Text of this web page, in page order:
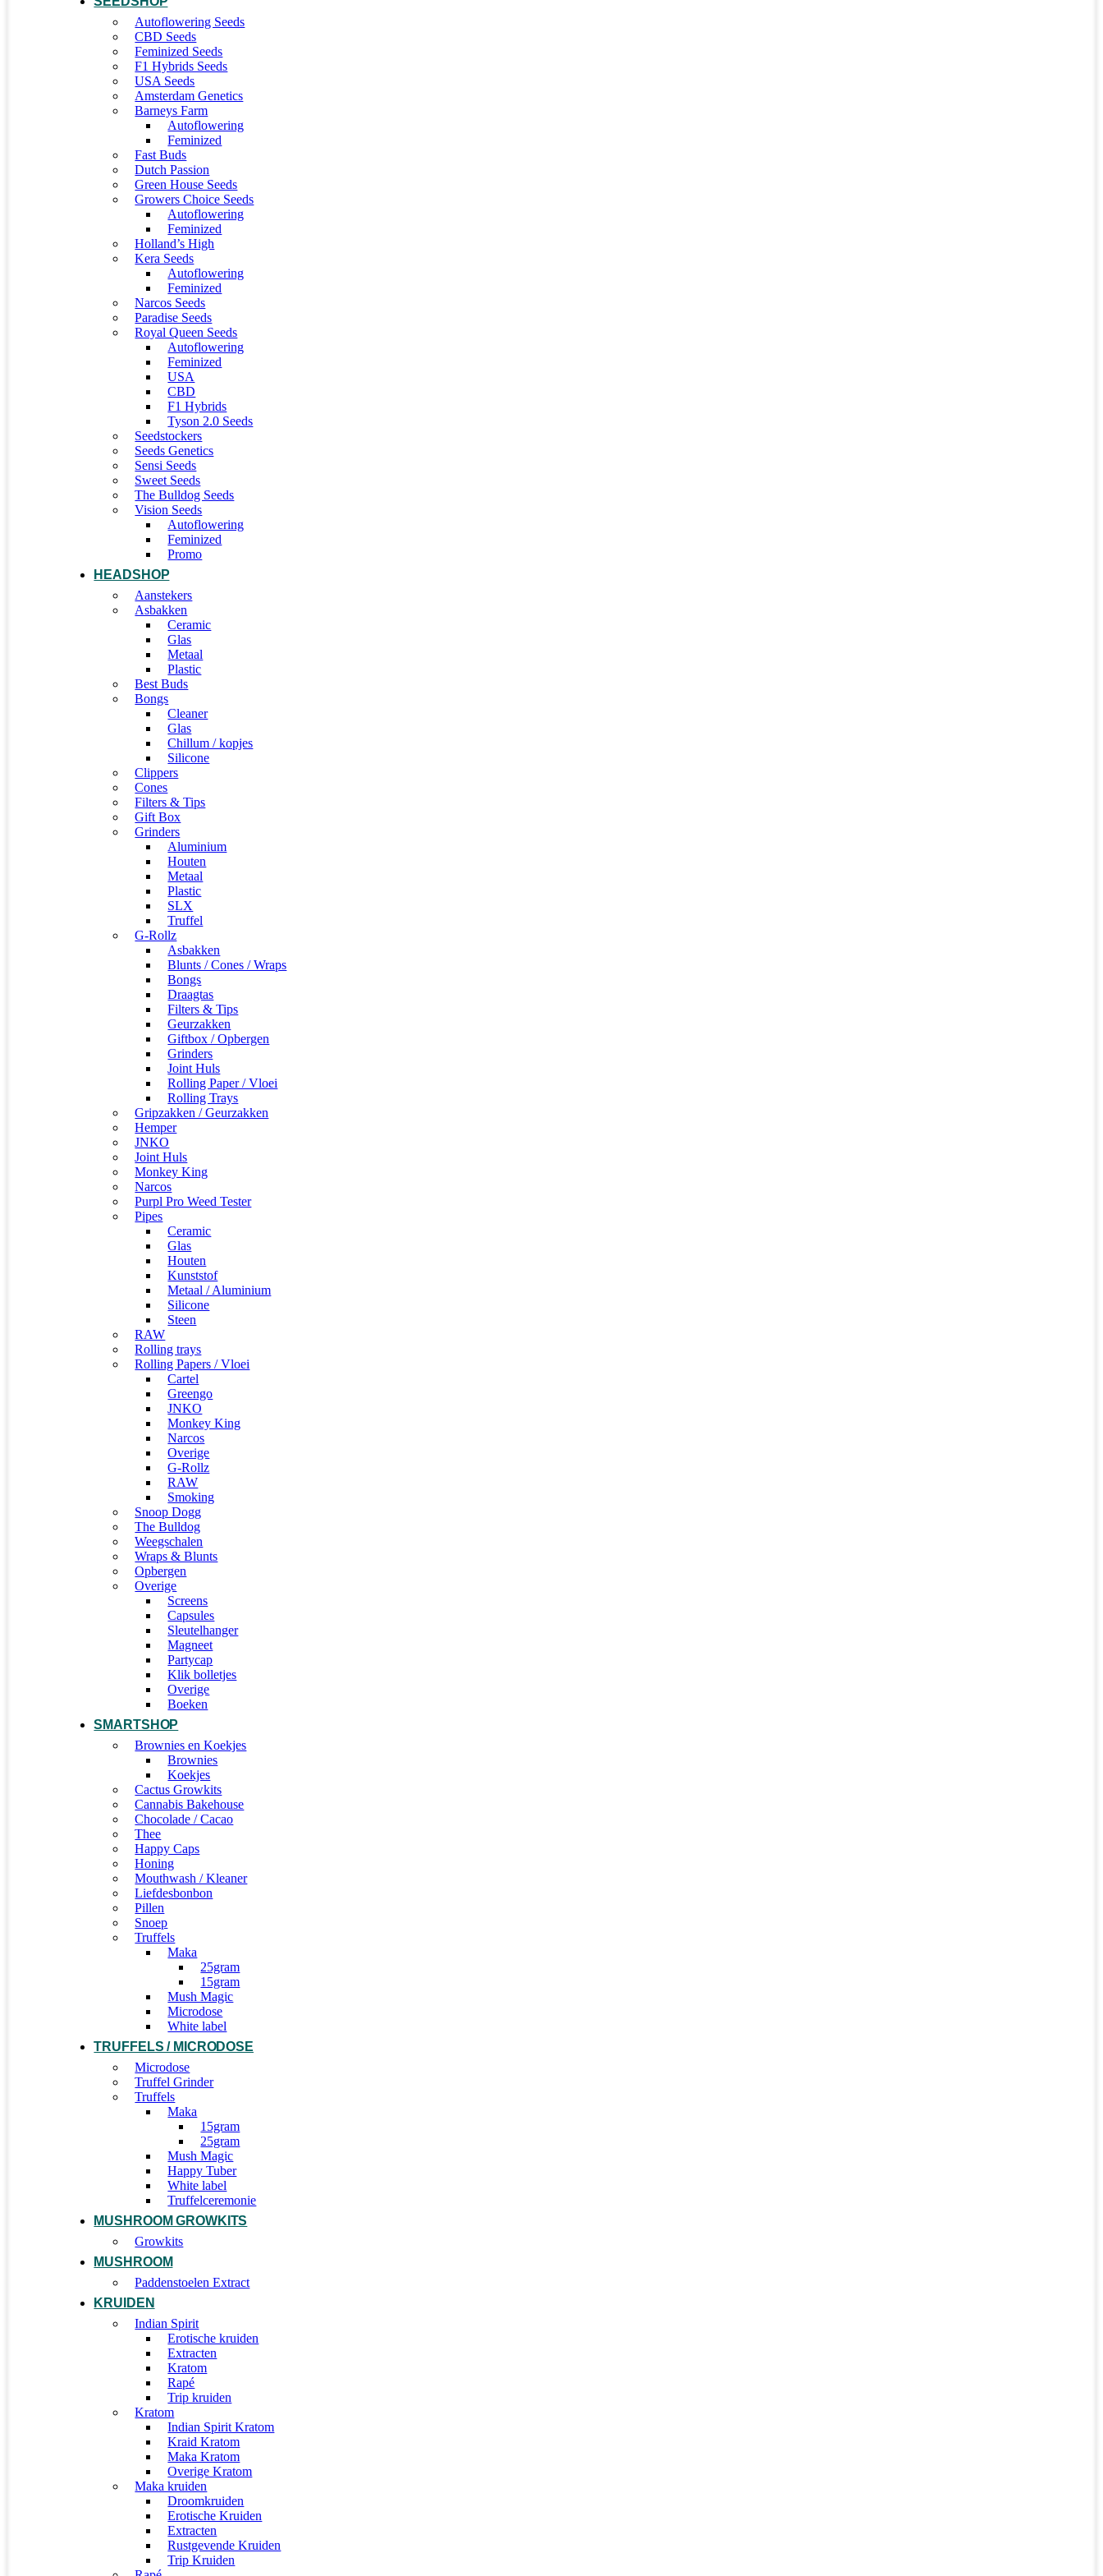
Autoflowering Seeds
CBD Seeds
Feminized Seeds
F1 Hybrids Seeds
USA Seeds
Amsterdam Genetics
Barneys Farm
Autoflowering
Feminized
Fast Buds
Dutch Passion
Green House Seeds
Growers Choice Seeds
Autoflowering
Feminized
Holland’s High
Kera Seeds
Autoflowering
Feminized
Narcos Seeds
Paradise Seeds
Royal Queen Seeds
Autoflowering
Feminized
USA
CBD
F1 Hybrids
Tyson 2.0 Seeds
Seedstockers
Seeds Genetics
Sensi Seeds
Sweet Seeds
The Bulldog Seeds
Vision Seeds
Autoflowering
Feminized
Promo
HEADSHOP
Aanstekers
Asbakken
Ceramic
Glas
Metaal
Plastic
Best Buds
Bongs
Cleaner
Glas
Chillum / kopjes
Silicone
Clippers
Cones
Filters & Tips
Gift Box
Grinders
Aluminium
Houten
Metaal
Plastic
SLX
Truffel
G-Rollz
Asbakken
Blunts / Cones / Wraps
Bongs
Draagtas
Filters & Tips
Geurzakken
Giftbox / Opbergen
Grinders
Joint Huls
Rolling Paper / Vloei
Rolling Trays
Gripzakken / Geurzakken
Hemper
JNKO
Joint Huls
Monkey King
Narcos
Purpl Pro Weed Tester
Pipes
Ceramic
Glas
Houten
Kunststof
Metaal / Aluminium
Silicone
Steen
RAW
Rolling trays
Rolling Papers / Vloei
Cartel
Greengo
JNKO
Monkey King
Narcos
Overige
G-Rollz
RAW
Smoking
Snoop Dogg
The Bulldog
Weegschalen
Wraps & Blunts
Opbergen
Overige
Screens
Capsules
Sleutelhanger
Magneet
Partycap
Klik bolletjes
Overige
Boeken
SMARTSHOP
Brownies en Koekjes
Brownies
Koekjes
Cactus Growkits
Cannabis Bakehouse
Chocolade / Cacao
Thee
Happy Caps
Honing
Mouthwash / Kleaner
Liefdesbonbon
Pillen
Snoep
Truffels
Maka
25gram
15gram
Mush Magic
Microdose
White label
TRUFFELS / MICRODOSE
Microdose
Truffel Grinder
Truffels
Maka
15gram
25gram
Mush Magic
Happy Tuber
White label
Truffelceremonie
MUSHROOM GROWKITS
Growkits
MUSHROOM
Paddenstoelen Extract
KRUIDEN
Indian Spirit
Erotische kruiden
Extracten
Kratom
Rapé
Trip kruiden
Kratom
Indian Spirit Kratom
Kraid Kratom
Maka Kratom
Overige Kratom
Maka kruiden
Droomkruiden
Erotische Kruiden
Extracten
Rustgevende Kruiden
Trip Kruiden